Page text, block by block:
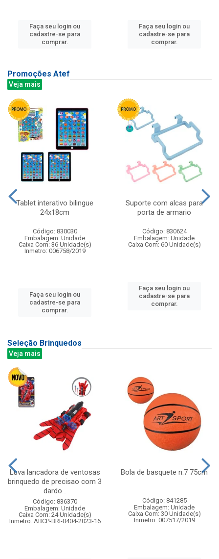
Faça seu login ou
cadastre-se para
comprar.
Faça seu login ou
cadastre-se para
comprar.
Promoções Atef
Veja mais
Tablet interativo bilingue
24x18cm
Código: 830030
Embalagem: Unidade
Caixa Com: 36 Unidade(s)
Inmetro: 006758/2019
Faça seu login ou
cadastre-se para
comprar.
Suporte com alcas para
porta de armario
Código: 830624
Embalagem: Unidade
Caixa Com: 60 Unidade(s)
Faça seu login ou
cadastre-se para
comprar.
Seleção Brinquedos
Veja mais
Luva lancadora de ventosas
brinquedo de precisao com 3
dardo...
Código: 836370
Embalagem: Unidade
Caixa Com: 24 Unidade(s)
Inmetro: ABCP-BRI-0404-2023-16
Bola de basquete n.7 75cm
Código: 841285
Embalagem: Unidade
Caixa Com: 30 Unidade(s)
Inmetro: 007517/2019